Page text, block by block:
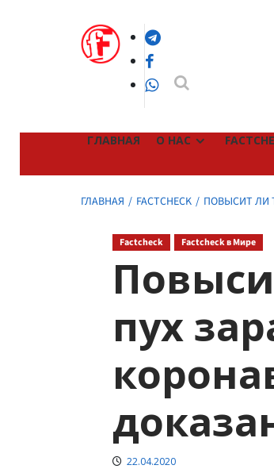
содержимому
Telegram
Facebook
WhatsApp
ГЛАВНАЯ О НАС
ГЛАВНАЯ FACTCHECK ПОВЫСИТ ЛИ
Factcheck Factcheck в Мире
пух
22.04.2020